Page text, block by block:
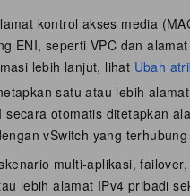
kontrol akses media
ENI, seperti VPC dan
lebih lanjut, lihat Ubah
satu atau lebih
otomatis ditetapkan
vSwitch yang terhubung
multi-aplikasi,
lebih alamat IPv4 pribadi